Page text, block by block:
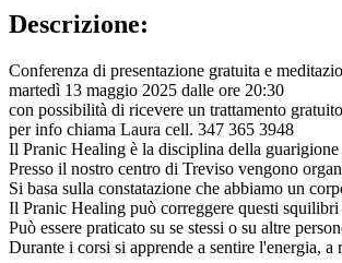
Descrizione:
Conferenza di presentazione gratuita e
martedì 13 maggio 2025 dalle ore 20:30
con possibilità di ricevere un trattamento
per info chiama Laura cell. 347 365 3948
Il Pranic Healing è la disciplina della guarigione
Presso il nostro centro di Treviso vengono
Si basa sulla constatazione che abbiamo un
Il Pranic Healing può correggere questi
Può essere praticato su se stessi o su altre
Durante i corsi si apprende a sentire l'energia,